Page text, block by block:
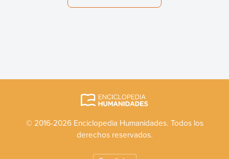
© 2016-2026 Enciclopedia Humanidades. Todos los
derechos reservados.